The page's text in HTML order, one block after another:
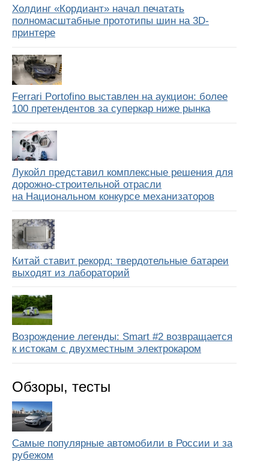
Холдинг «Кордиант» начал печатать
полномасштабные прототипы шин на 3D-
принтере
Ferrari Portofino выставлен на аукцион: более
100 претендентов за суперкар ниже рынка
Лукойл представил комплексные решения для
дорожно-строительной отрасли
на Национальном конкурсе механизаторов
Китай ставит рекорд: твердотельные батареи
выходят из лабораторий
Возрождение легенды: Smart #2 возвращается
к истокам с двухместным электрокаром
Обзоры, тесты
Самые популярные автомобили в России и за
рубежом